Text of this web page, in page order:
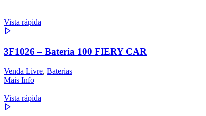
Vista rápida
3F1026 – Bateria 100 FIERY CAR
Venda Livre, Baterias
Mais Info
Vista rápida